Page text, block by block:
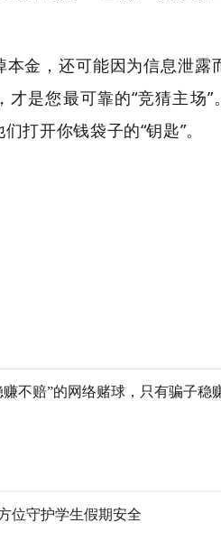
金，还可能因为信息泄露
是您最可靠的“竞猜主场
打开你钱袋子的“钥匙”。
不赔”的网络赌球，只有骗子稳
位守护学生假期安全